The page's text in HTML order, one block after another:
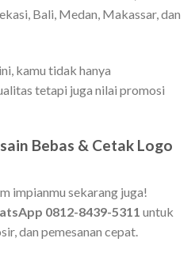
Bali, Medan, Makassar, dan
kamu tidak hanya
tetapi juga nilai promosi
Bebas & Cetak Logo
impianmu sekarang juga!
0812-8439-5311 untuk
dan pemesanan cepat.